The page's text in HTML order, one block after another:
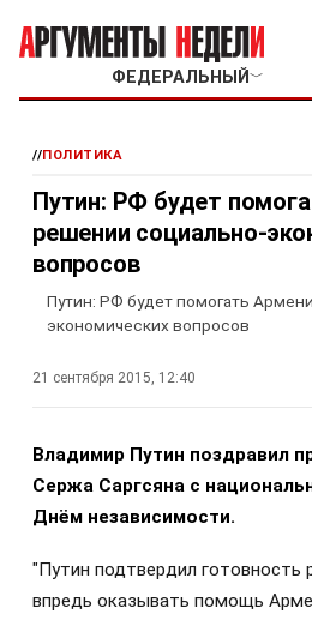
ФЕДЕРАЛЬНЫЙ ﹀
//ПОЛИТИКА
Путин: РФ будет
решении социально-
вопросов
Путин: РФ будет помогать
экономических вопросов
21 сентября 2015, 12:40
Владимир Путин поздравил
Сержа Саргсяна с
Днём независимости.
"Путин подтвердил готовность
впредь оказывать помощь